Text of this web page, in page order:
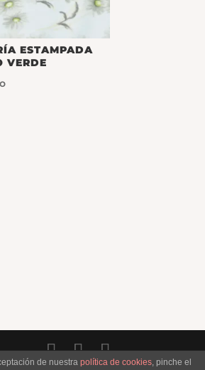
ESTAMPADA
VERDE
de nuestra política de cookies, pinche el